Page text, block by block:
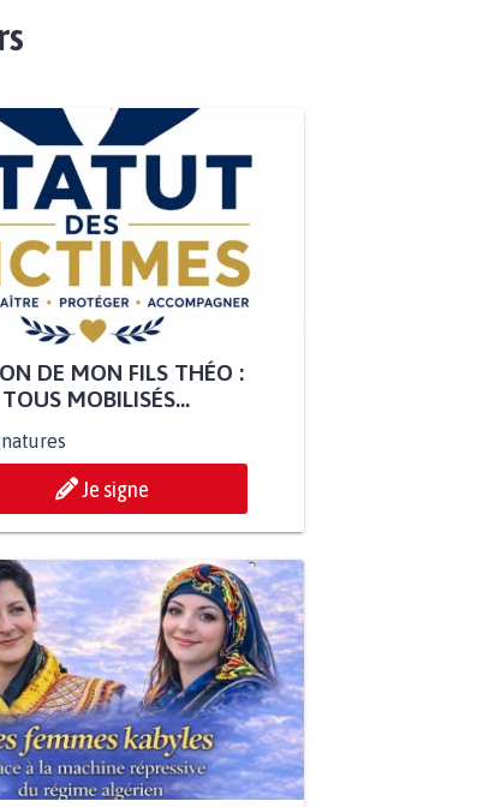
DE MON FILS THÉO :
MOBILISÉS...
Je signe